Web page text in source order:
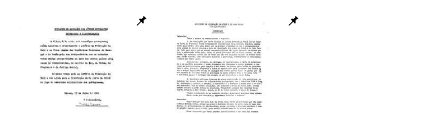
DAC - Documentos Amílcar
Tipo Documental:Documentos
Página(s):4
DAC - Documentos Amílcar
Tipo Documental:
Documentos
Página(s):2